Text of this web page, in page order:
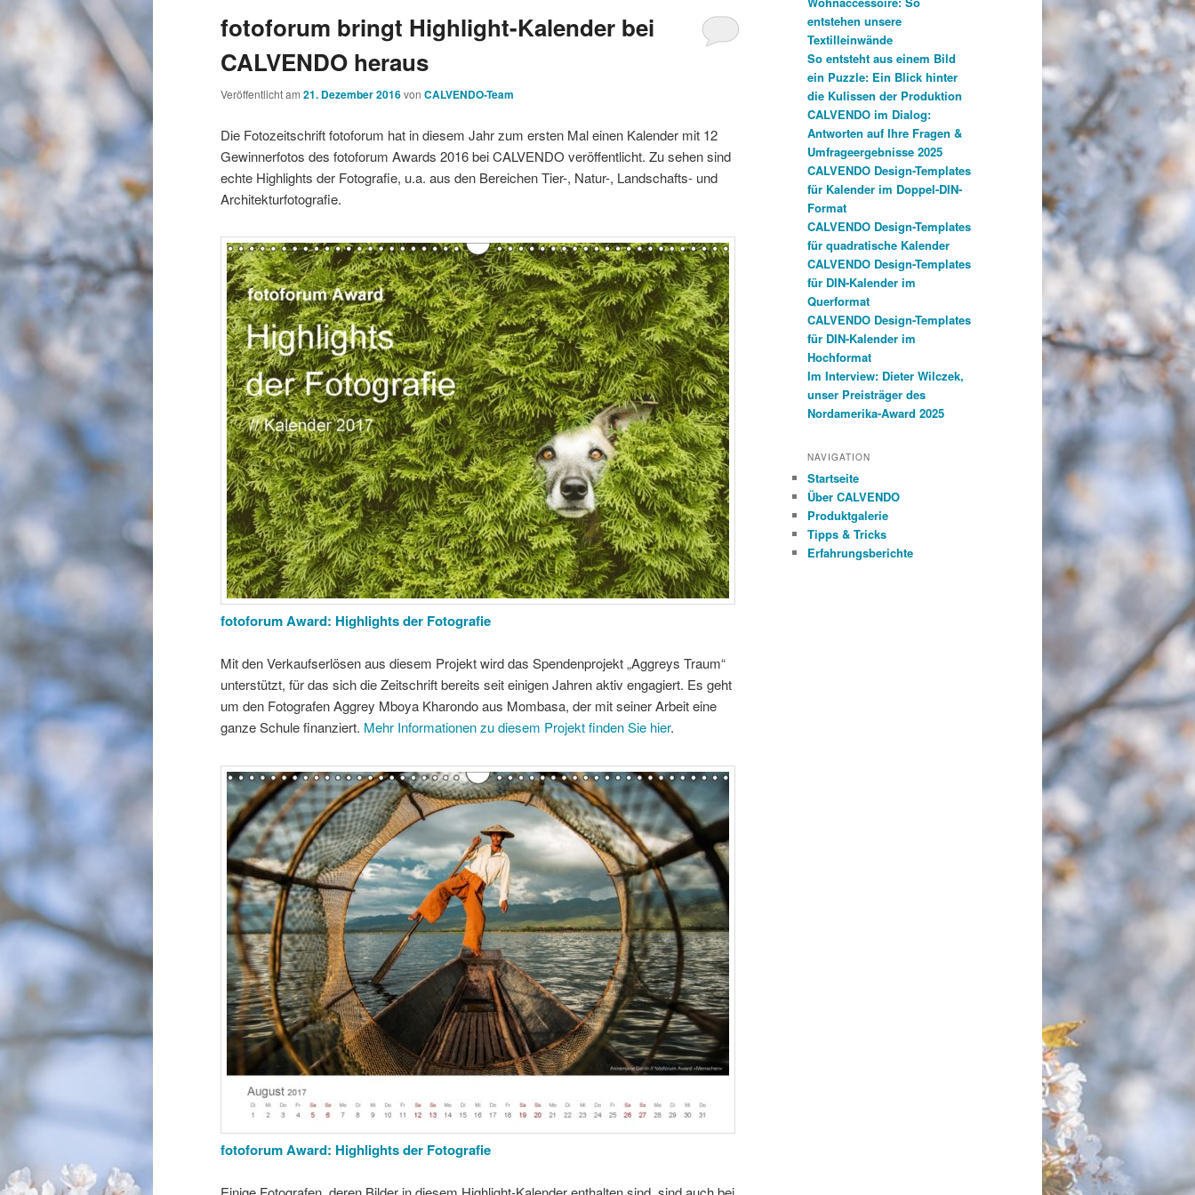
fotoforum bringt Highlight-Kalender bei
CALVENDO heraus
Veröffentlicht am 21. Dezember 2016von CALVENDO-Team
Die Fotozeitschrift fotoforum hat in diesem Jahr zum ersten Mal einen Kalender mit 12
Gewinnerfotos des fotoforum Awards 2016 bei CALVENDO veröffentlicht. Zu sehen sind
echte Highlights der Fotografie, u.a. aus den Bereichen Tier-, Natur-, Landschafts- und
Architekturfotografie.
fotoforum Award: Highlights der Fotografie
Mit den Verkaufserlösen aus diesem Projekt wird das Spendenprojekt „Aggreys Traum“
unterstützt, für das sich die Zeitschrift bereits seit einigen Jahren aktiv engagiert. Es geht
um den Fotografen Aggrey Mboya ­Kharondo aus Mombasa, der mit seiner Arbeit eine
ganze Schule finanziert. Mehr Informationen zu diesem Projekt finden Sie hier.
fotoforum Award: Highlights der Fotografie
entstehen unsere
Textilleinwände
So entsteht aus einem Bild
ein Puzzle: Ein Blick hinter
die Kulissen der Produktion
CALVENDO im Dialog:
Antworten auf Ihre Fragen &
Umfrageergebnisse 2025
CALVENDO Design-Templates
für Kalender im Doppel-DIN-
Format
CALVENDO Design-Templates
für quadratische Kalender
CALVENDO Design-Templates
für DIN-Kalender im
Querformat
CALVENDO Design-Templates
für DIN-Kalender im
Hochformat
Im Interview: Dieter Wilczek,
unser Preisträger des
Nordamerika-Award 2025
NAVIGATION
Startseite
Über CALVENDO
Produktgalerie
Tipps & Tricks
Erfahrungsberichte